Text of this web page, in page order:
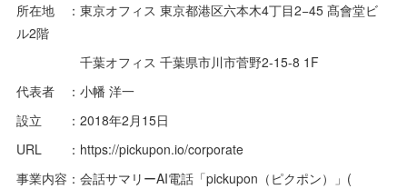
所在地 ：東京オフィス 東京都港区六本木4丁目2−45 髙會堂ビ
ル2階
千葉オフィス 千葉県市川市菅野2-15-8 1F
代表者 ：小幡 洋一
設立 ：2018年2月15日
URL ：https://pickupon.io/corporate
事業内容：会話サマリーAI電話「pickupon（ピクポン）」(